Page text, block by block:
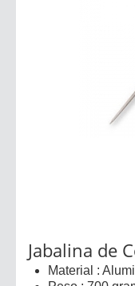
Jabalina de
Material :